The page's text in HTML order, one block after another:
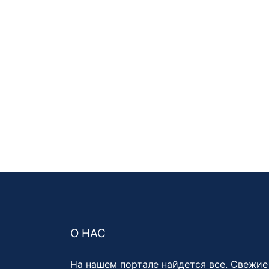
О НАС
На нашем портале найдется все. Свежие